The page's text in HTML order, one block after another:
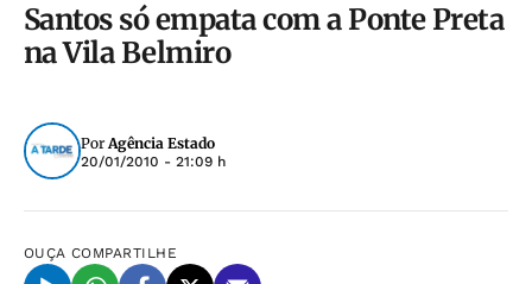
Santos só empata com a Ponte Preta
na Vila Belmiro
PorAgência Estado
20/01/2010 - 21:09 h
OUÇA COMPARTILHE